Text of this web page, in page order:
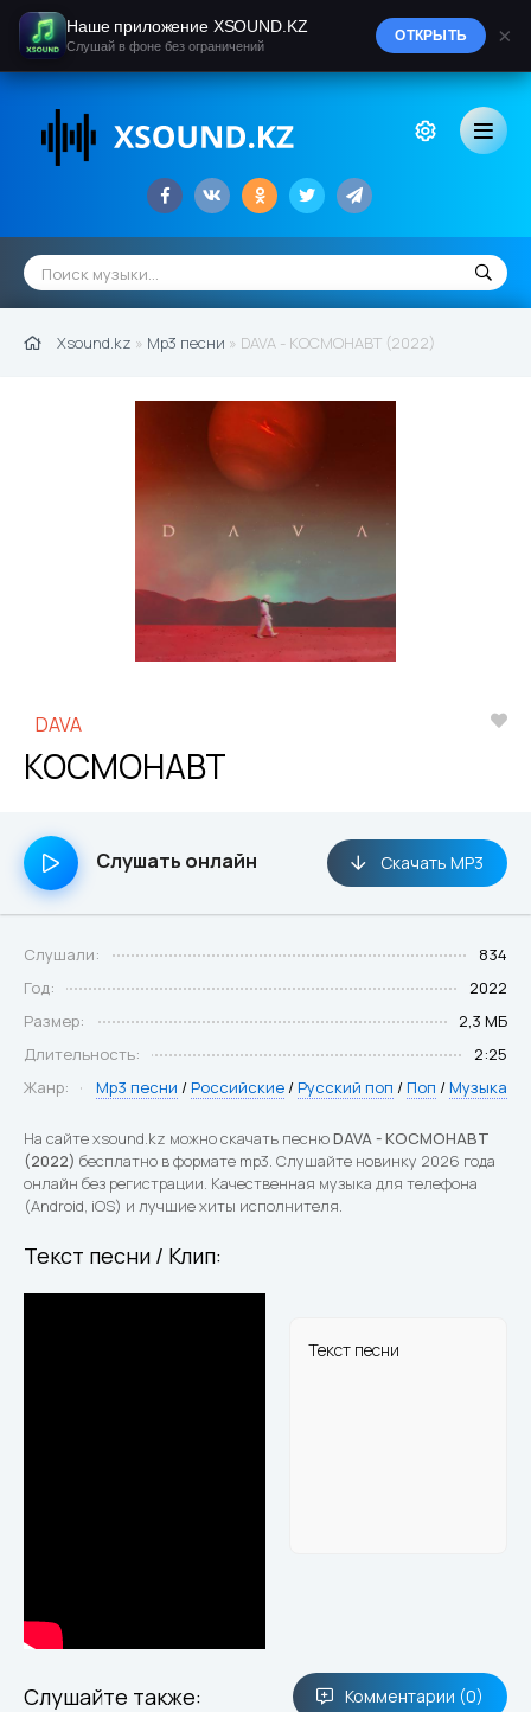
Xsound.kz » Mp3 песни » DAVA - КОСМОНАВТ (2022)
DAVA
КОСМОНАВТ
Слушать онлайн Скачать MP3
Слушали:
834
Год:
2022
Размер:
2,3 МБ
Длительность:
2:25
Жанр:
Mp3 песни / Российские / Русский поп / Поп / Музыка
На сайте xsound.kz можно скачать песнюDAVA - КОСМОНАВТ
(2022) бесплатно в формате mp3. Слушайте новинку 2026 года
онлайн без регистрации. Качественная музыка для телефона
(Android, iOS) и лучшие хиты исполнителя.
Текст песни / Клип:
Текст песни
Слушайте также: Комментарии (0)
Наше приложение XSOUND.KZ
Слушай в фоне без ограничений
ОТКРЫТЬ ×